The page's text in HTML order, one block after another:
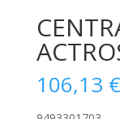
106,13 €